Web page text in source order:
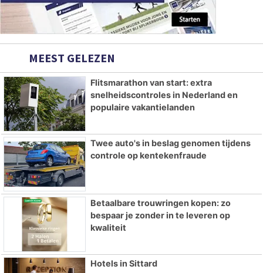
MEEST GELEZEN
Flitsmarathon van start: extra
snelheidscontroles in Nederland en
populaire vakantielanden
Twee auto's in beslag genomen tijdens
controle op kentekenfraude
Betaalbare trouwringen kopen: zo
bespaar je zonder in te leveren op
kwaliteit
Hotels in Sittard